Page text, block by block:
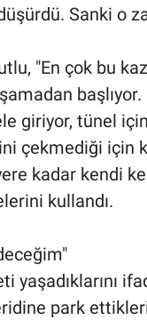
Sanki o
"En çok bu
giriyor, tünel
çekmediği için
kadar kendi
kullandı.
yaşadıklarını
park